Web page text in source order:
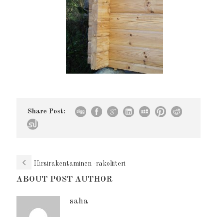
Share Post:
Hirsirakentaminen -rakoliiteri
ABOUT POST AUTHOR
saha